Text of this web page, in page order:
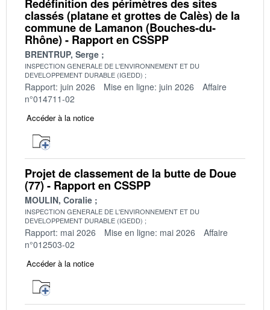
Redéfinition des périmètres des sites
classés (platane et grottes de Calès) de la
commune de Lamanon (Bouches-du-
Rhône) - Rapport en CSSPP
BRENTRUP, Serge
INSPECTION GENERALE DE L'ENVIRONNEMENT ET DU
DEVELOPPEMENT DURABLE (IGEDD)
Rapport: juin 2026 Mise en ligne: juin 2026
Affaire
n°014711-02
Accéder à la notice
Projet de classement de la butte de Doue
(77) - Rapport en CSSPP
MOULIN, Coralie
INSPECTION GENERALE DE L'ENVIRONNEMENT ET DU
DEVELOPPEMENT DURABLE (IGEDD)
Rapport: mai 2026 Mise en ligne: mai 2026
Affaire
n°012503-02
Accéder à la notice